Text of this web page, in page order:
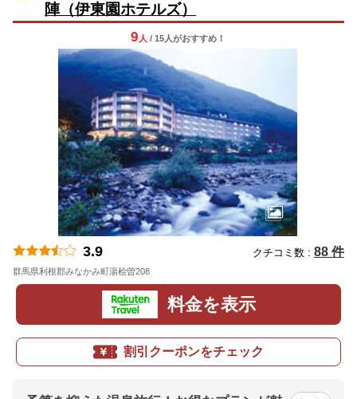
陣（伊東園ホテルズ）
9 人 / 15人がおすすめ！
3.9 クチコミ数 : 88 件
群馬県利根郡みなかみ町湯桧曽208
料金を表示
割引クーポンをチェック